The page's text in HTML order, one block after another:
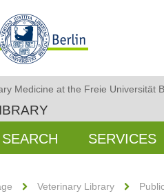
Medicine at the Freie Universität
SEARCH SERVICES
Veterinary Library